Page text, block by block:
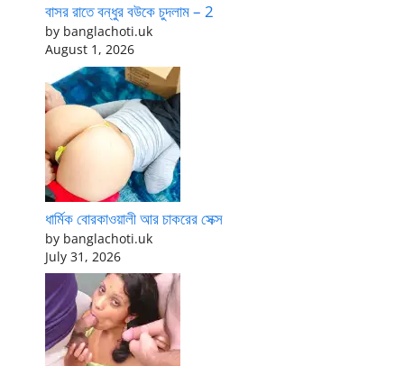
বাসর রাতে বন্ধুর বউকে চুদলাম – 2
by banglachoti.uk
August 1, 2026
ধার্মিক বোরকাওয়ালী আর চাকরের সেক্স
by banglachoti.uk
July 31, 2026